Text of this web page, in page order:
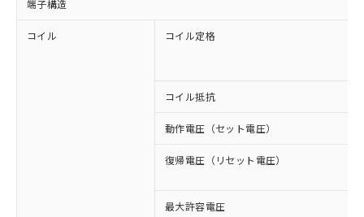
端子構造
コイル コイル定格
コイル抵抗
動作電圧（セット電圧）
復帰電圧（リセット電圧）
最大許容電圧